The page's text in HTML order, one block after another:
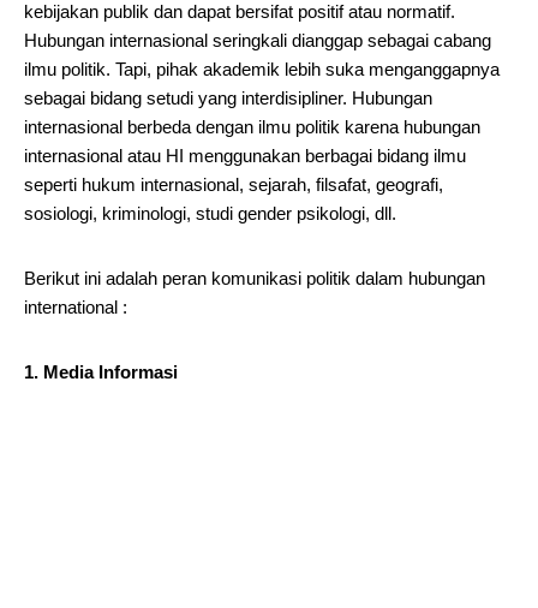
kebijakan publik dan dapat bersifat positif atau normatif.
Hubungan internasional seringkali dianggap sebagai cabang
ilmu politik. Tapi, pihak akademik lebih suka menganggapnya
sebagai bidang setudi yang interdisipliner. Hubungan
internasional berbeda dengan ilmu politik karena hubungan
internasional atau HI menggunakan berbagai bidang ilmu
seperti hukum internasional, sejarah, filsafat, geografi,
sosiologi, kriminologi, studi gender psikologi, dll.
Berikut ini adalah peran komunikasi politik dalam hubungan
international :
1. Media Informasi